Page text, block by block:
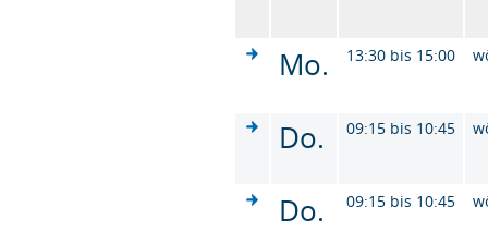
Mo. 13:30 bis 15:00
Do. 09:15 bis 10:45
Do. 09:15 bis 10:45